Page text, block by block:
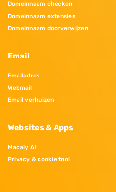
Domeinnaam checken
Domeinnaam extensies
Domeinnaam doorverwijzen
Email
Emailadres
Webmail
Email verhuizen
Websites & Apps
Macaly AI
Privacy & cookie tool